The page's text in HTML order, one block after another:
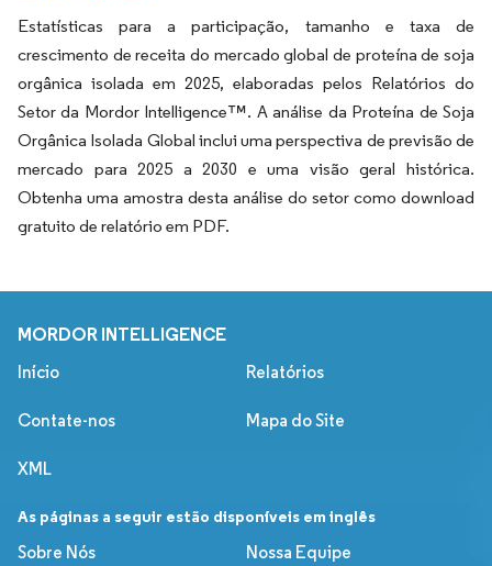
Estatísticas para a participação, tamanho e taxa de
crescimento de receita do mercado global de proteína de soja
orgânica isolada em 2025, elaboradas pelos Relatórios do
Setor da Mordor Intelligence™. A análise da Proteína de Soja
Orgânica Isolada Global inclui uma perspectiva de previsão de
mercado para 2025 a 2030 e uma visão geral histórica.
Obtenha uma amostra desta análise do setor como download
gratuito de relatório em PDF.
MORDOR INTELLIGENCE
Início Relatórios
Contate-nos Mapa do Site
XML
As páginas a seguir estão disponíveis em inglês
Sobre Nós
Nossa Equipe